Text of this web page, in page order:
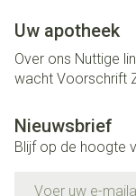
Uw apotheek
Over ons Nuttige
wacht Voorschrift
Nieuwsbrief
Blijf op de hoogte